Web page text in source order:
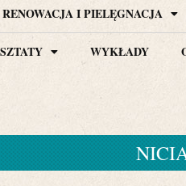
RENOWACJA I PIELĘGNACJA
WYKŁADY